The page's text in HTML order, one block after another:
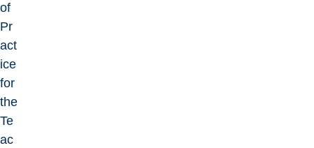
of
Pr
act
ice
for
the
Te
ac